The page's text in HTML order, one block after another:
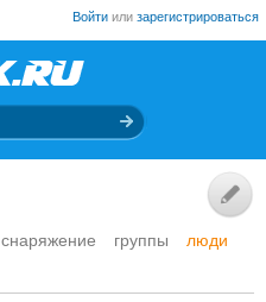
Войти или зарегистрироваться
снаряжение группы
люди